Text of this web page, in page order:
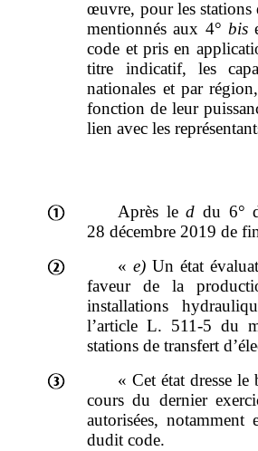
œuvre, pour les stations
mentionnés aux 4° bis
code et pris en
titre indicatif, les
nationales et par
fonction de leur
lien avec les
Après led du 6°
28 décembre 2019 de
«e) Un état
faveur de la
installations
l’article L. 511‑5 du
stations de transfert
« Cet état dresse
cours du dernier
autorisées,
dudit code.